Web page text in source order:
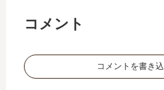
コメント
コメントを書き